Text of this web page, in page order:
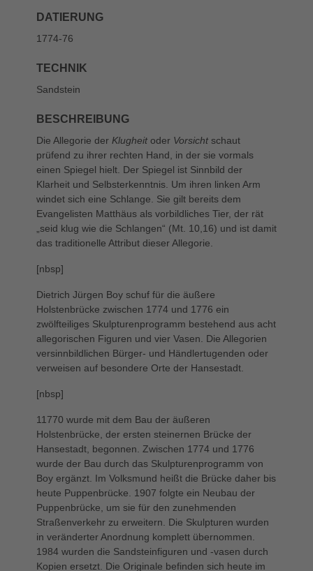
DATIERUNG
1774-76
TECHNIK
Sandstein
BESCHREIBUNG
Die Allegorie der Klugheit oder Vorsicht schaut
prüfend zu ihrer rechten Hand, in der sie vormals
einen Spiegel hielt. Der Spiegel ist Sinnbild der
Klarheit und Selbsterkenntnis. Um ihren linken Arm
windet sich eine Schlange. Sie gilt bereits dem
Evangelisten Matthäus als vorbildliches Tier, der rät
„seid klug wie die Schlangen“ (Mt. 10,16) und ist damit
das traditionelle Attribut dieser Allegorie.
[nbsp]
Dietrich Jürgen Boy schuf für die äußere
Holstenbrücke zwischen 1774 und 1776 ein
zwölfteiliges Skulpturenprogramm bestehend aus acht
allegorischen Figuren und vier Vasen. Die Allegorien
versinnbildlichen Bürger- und Händlertugenden oder
verweisen auf besondere Orte der Hansestadt.
[nbsp]
11770 wurde mit dem Bau der äußeren
Holstenbrücke, der ersten steinernen Brücke der
Hansestadt, begonnen. Zwischen 1774 und 1776
wurde der Bau durch das Skulpturenprogramm von
Boy ergänzt. Im Volksmund heißt die Brücke daher bis
heute Puppenbrücke. 1907 folgte ein Neubau der
Puppenbrücke, um sie für den zunehmenden
Straßenverkehr zu erweitern. Die Skulpturen wurden
in veränderter Anordnung komplett übernommen.
1984 wurden die Sandsteinfiguren und -vasen durch
Kopien ersetzt. Die Originale befinden sich heute im